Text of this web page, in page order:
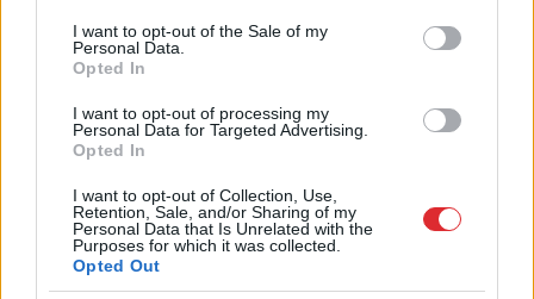
consent section.
I want to opt-out of the Sale of my
Personal Data.
Opted In
I want to opt-out of processing my
Personal Data for Targeted Advertising.
Opted In
I want to opt-out of Collection, Use,
Retention, Sale, and/or Sharing of my
Personal Data that Is Unrelated with the
Purposes for which it was collected.
Opted Out
aizrauties
sajūsmā par veikalā novēroto
jaunieviesumu
Slaidiņš:Izskatās, ka jaunais Ukrainas
bruņoto spēku virspavēlnieks ir nolēmis
mainīt pieeju